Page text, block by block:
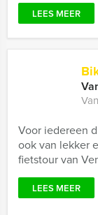
LEES MEER
Voor iedereen
ook van lekker
fietstour van
LEES MEER